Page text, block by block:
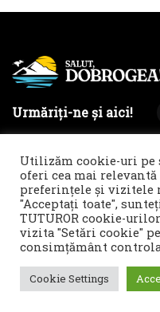
Urmăriți-ne și aici!
Termeni și condiții
Politica
Noi îți facem reclamă!
© 2021 Salut, Dobrogea!
Utilizăm cookie-uri pe
oferi cea mai
preferințele și vizitele
"Acceptați toate",
TUTUROR cookie-
vizita "Setări cookie"
consimțământ
Cookie Settings